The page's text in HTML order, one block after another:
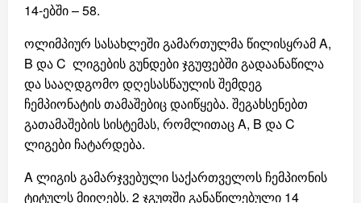
14-ებში – 58.
ოლიმპიურ სასახლეში გამართულმა წილისყრამ A,
B და C ლიგების გუნდები ჯგუფებში გადაანაწილა
და სააღდგომო დღესასწაულის შემდეგ
ჩემპიონატის თამაშებიც დაიწყება. შეგახსენებთ
გათამაშების სისტემას, რომლითაც A, B და C
ლიგები ჩატარდება.
A ლიგის გამარჯვებული საქართველოს ჩემპიონის
ტიტულს მიიღებს. 2 ჯგუფში განაწილებული 14